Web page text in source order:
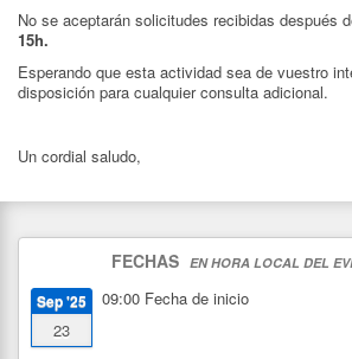
No se aceptarán solicitudes recibidas después
15h.
Esperando que esta actividad sea de vuestro
disposición para cualquier consulta adicional.
Un cordial saludo,
FECHAS EN HORA LOCAL DEL
Sep '25
23
09:00 Fecha de inicio